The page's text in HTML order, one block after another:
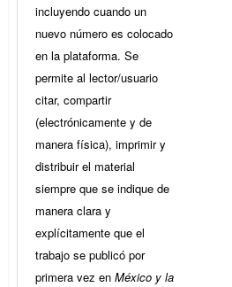
incluyendo cuando un
nuevo número es colocado
en la plataforma. Se
permite al lector/usuario
citar, compartir
(electrónicamente y de
manera física), imprimir y
distribuir el material
siempre que se indique de
manera clara y
explícitamente que el
trabajo se publicó por
primera vez en México y la